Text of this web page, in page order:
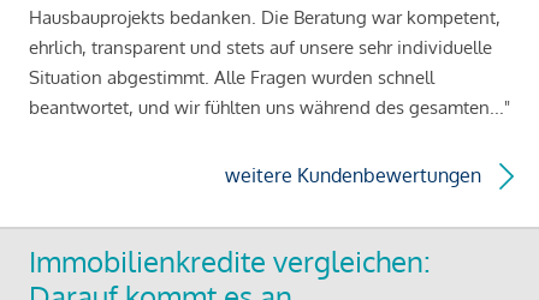
Hausbauprojekts bedanken. Die Beratung war kompetent,
ehrlich, transparent und stets auf unsere sehr individuelle
Situation abgestimmt. Alle Fragen wurden schnell
beantwortet, und wir fühlten uns während des gesamten..."
weitere Kundenbewertungen
Immobilienkredite vergleichen: